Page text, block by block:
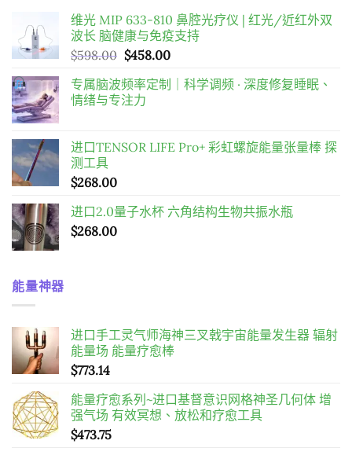
维光 MIP 633-810 鼻腔光疗仪 | 红光/近红外双
波长 脑健康与免疫支持
$598.00 原
價
格：
$458.00目
價
专属脑波频率定制｜科学调频 · 深度修复睡眠、
情绪与专注力
进口TENSOR LIFE Pro+ 彩虹螺旋能量张量棒 探
测工具
$268.00
进口2.0量子水杯 六角结构生物共振水瓶
$268.00
能量神器
进口手工灵气师海神三叉戟宇宙能量发生器 辐射
能量场 能量疗愈棒
$773.14
能量疗愈系列~进口基督意识网格神圣几何体 增
强气场 有效冥想、放松和疗愈工具
$473.75